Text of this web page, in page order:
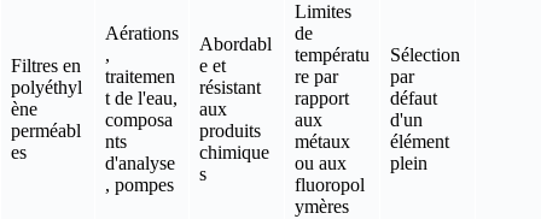
Filtres en
polyéthyl
ène
perméabl
es
Aérations
,
traitemen
t de l'eau,
composa
nts
d'analyse
, pompes
Abordabl
e et
résistant
aux
produits
chimique
s
Limites
de
températu
re par
rapport
aux
métaux
ou aux
fluoropol
ymères
Sélection
par
défaut
d'un
élément
plein